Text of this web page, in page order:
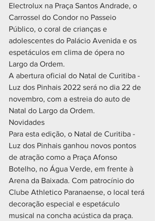
Electrolux na Praça Santos Andrade, o
Carrossel do Condor no Passeio
Público, o coral de crianças e
adolescentes do Palácio Avenida e os
espetáculos em clima de ópera no
Largo da Ordem.
A abertura oficial do Natal de Curitiba -
Luz dos Pinhais 2022 será no dia 22 de
novembro, com a estreia do auto de
Natal do Largo da Ordem.
Novidades
Para esta edição, o Natal de Curitiba -
Luz dos Pinhais ganhou novos pontos
de atração como a Praça Afonso
Botelho, no Água Verde, em frente à
Arena da Baixada. Com patrocínio do
Clube Athletico Paranaense, o local terá
decoração especial e espetáculo
musical na concha acústica da praça.